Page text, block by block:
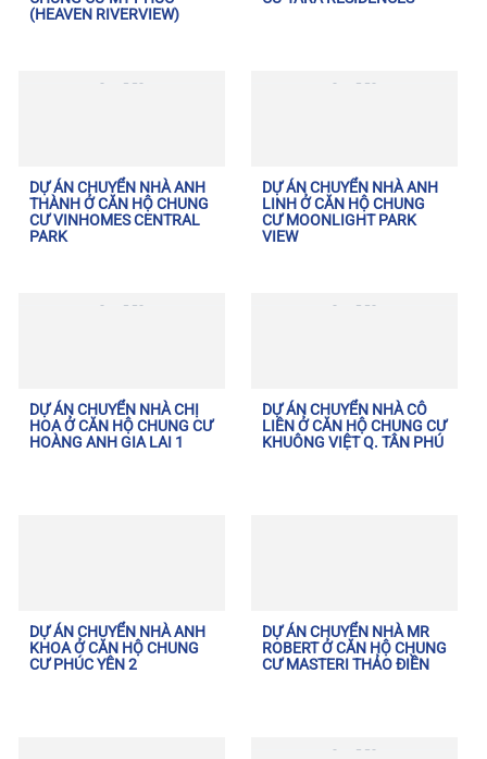
(HEAVEN RIVERVIEW)
DỰ ÁN CHUYỂN NHÀ ANH
THÀNH Ở CĂN HỘ CHUNG
CƯ VINHOMES CENTRAL
PARK
DỰ ÁN CHUYỂN NHÀ ANH
LINH Ở CĂN HỘ CHUNG
CƯ MOONLIGHT PARK
VIEW
DỰ ÁN CHUYỂN NHÀ CHỊ
HOA Ở CĂN HỘ CHUNG CƯ
HOÀNG ANH GIA LAI 1
DỰ ÁN CHUYỂN NHÀ CÔ
LIÊN Ở CĂN HỘ CHUNG CƯ
KHUÔNG VIỆT Q. TÂN PHÚ
DỰ ÁN CHUYỂN NHÀ ANH
KHOA Ở CĂN HỘ CHUNG
CƯ PHÚC YÊN 2
DỰ ÁN CHUYỂN NHÀ MR
ROBERT Ở CĂN HỘ CHUNG
CƯ MASTERI THẢO ĐIỀN